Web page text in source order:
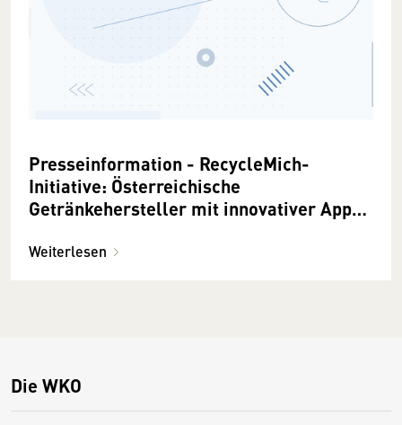
Presseinformation - RecycleMich-
Initiative: Österreichische
Getränkehersteller mit innovativer App-
Weiterlesen
Die WKO